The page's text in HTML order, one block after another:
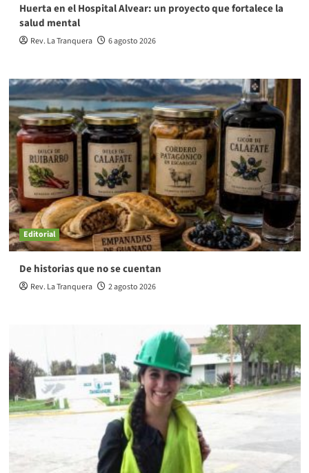
Huerta en el Hospital Alvear: un proyecto que fortalece la
salud mental
Rev. La Tranquera 6 agosto 2026
Editorial
De historias que no se cuentan
Rev. La Tranquera 2 agosto 2026